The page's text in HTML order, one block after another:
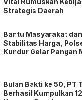
Vital Rumuskan
Strategis Daerah
Bantu Masyarakat
Stabilitas Harga,
Kundur Gelar Pangan
Bulan Bakti ke 50, PT
Berhasil Kumpulkan